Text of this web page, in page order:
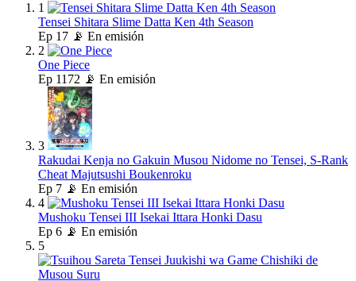
1
Tensei Shitara Slime Datta Ken 4th Season
Ep 17 📡 En emisión
2
One Piece
Ep 1172 📡 En emisión
3
Rakudai Kenja no Gakuin Musou Nidome no Tensei, S-Rank
Cheat Majutsushi Boukenroku
Ep 7 📡 En emisión
4
Mushoku Tensei III Isekai Ittara Honki Dasu
Ep 6 📡 En emisión
5